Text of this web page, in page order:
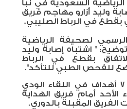
السعودية في نبأ
وليد أزارو مهاجم فريق
بقطع في الرباط الصليبي.
لصحيفة الرياضية
"
اشتباه إصابة وليد
بقطع في الرباط
للفحص الطبي للتأكد".
وأحرز وليد أزارو 7 أهداف في اللقاء الودي
الأحد أمام فريق الهداية
الفريق المقبلة بالدوري.